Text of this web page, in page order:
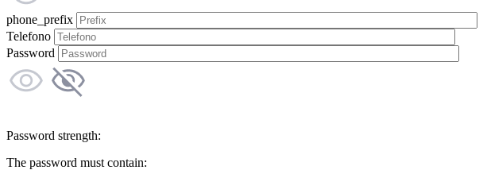
phone_prefix
Telefono
Password
Password strength:
The password must contain: